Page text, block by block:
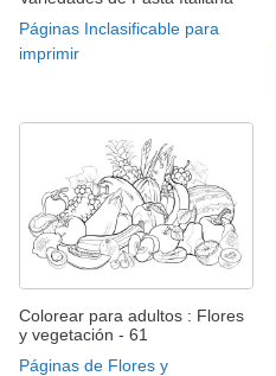
Páginas Inclasificable para
imprimir
Colorear para adultos : Flores
y vegetación - 61
Páginas de Flores y